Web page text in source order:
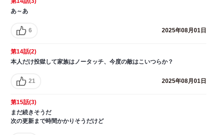
あ～あ
6 2025年08月01日
第14話(2)
本人だけ投獄して家族はノータッチ、今度の敵はこいつらか？
21 2025年08月01日
第15話(3)
まだ続きそうだ
次の更新まで時間かかりそうだけど